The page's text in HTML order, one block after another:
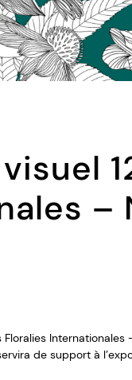
–
Internationales
de support à